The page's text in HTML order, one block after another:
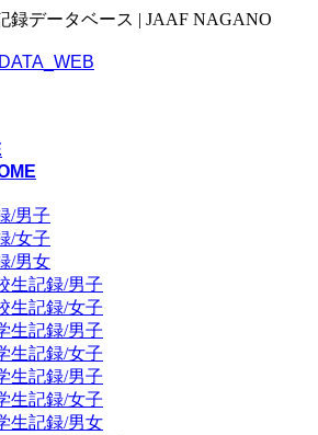
録データベース | JAAF NAGANO
/男子
/女子
/男女
生記録/男子
生記録/女子
生記録/男子
生記録/女子
生記録/男子
生記録/女子
生記録/男女